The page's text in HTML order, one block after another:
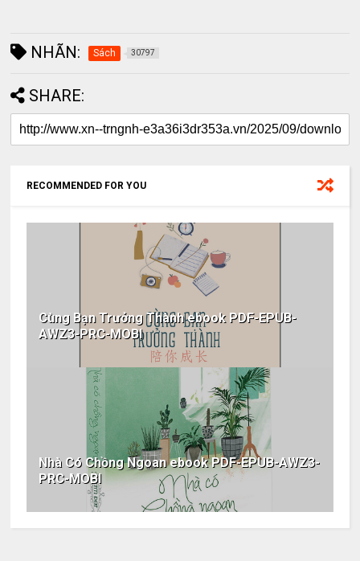
NHÃN: Sách 30797
SHARE:
RECOMMENDED FOR YOU
Cùng Bạn Trưởng Thành ebook PDF-EPUB-
AWZ3-PRC-MOBI
Nhà Có Chồng Ngoan ebook PDF-EPUB-AWZ3-
PRC-MOBI